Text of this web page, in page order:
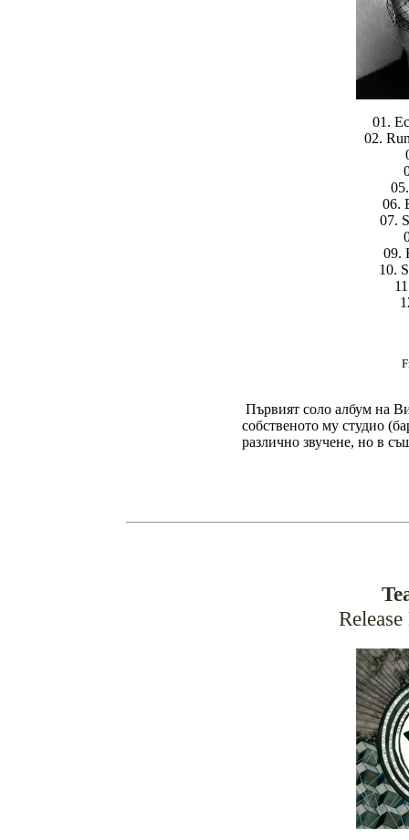
01.
02.
06.
07.
09.
10.
Първият соло албум на
собственото му студио
различно звучене, но в